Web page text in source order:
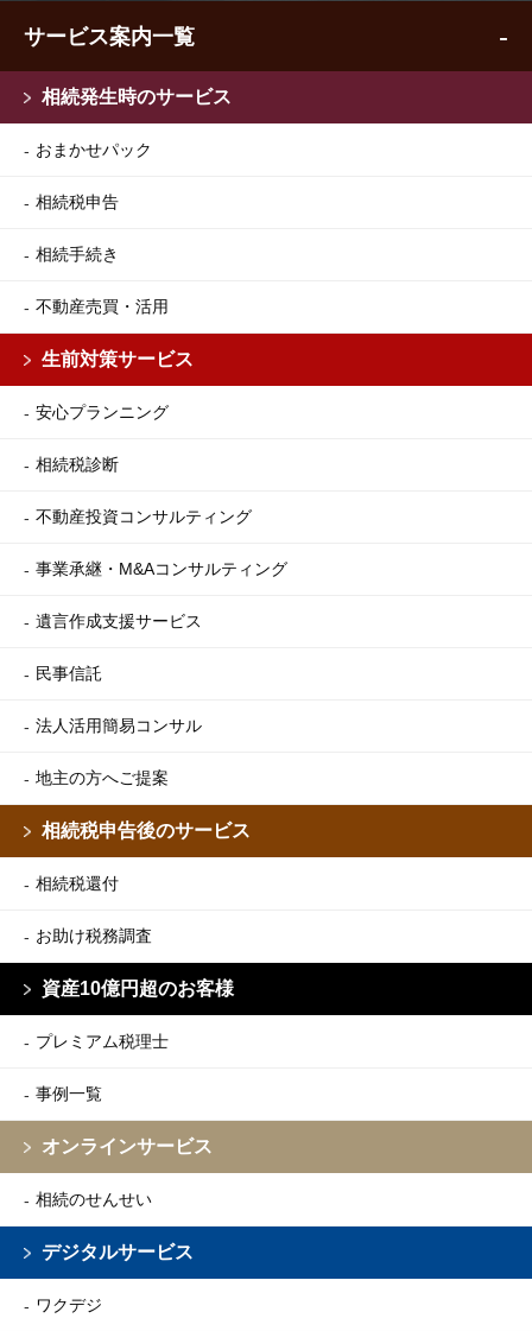
サービス案内一覧
相続発生時のサービス
おまかせパック
相続税申告
相続手続き
不動産売買・活用
生前対策サービス
安心プランニング
相続税診断
不動産投資コンサルティング
事業承継・M&Aコンサルティング
遺言作成支援サービス
民事信託
法人活用簡易コンサル
地主の方へご提案
相続税申告後のサービス
相続税還付
お助け税務調査
資産10億円超のお客様
プレミアム税理士
事例一覧
オンラインサービス
相続のせんせい
デジタルサービス
ワクデジ